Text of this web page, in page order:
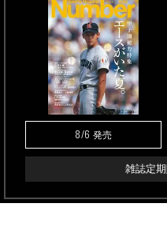
8/6 発売
雑誌定